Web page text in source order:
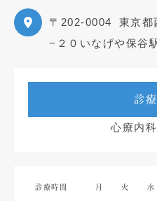
〒202-0004
東京都
−２０いなげや保谷
診
心療内
診療時間 月 火 水